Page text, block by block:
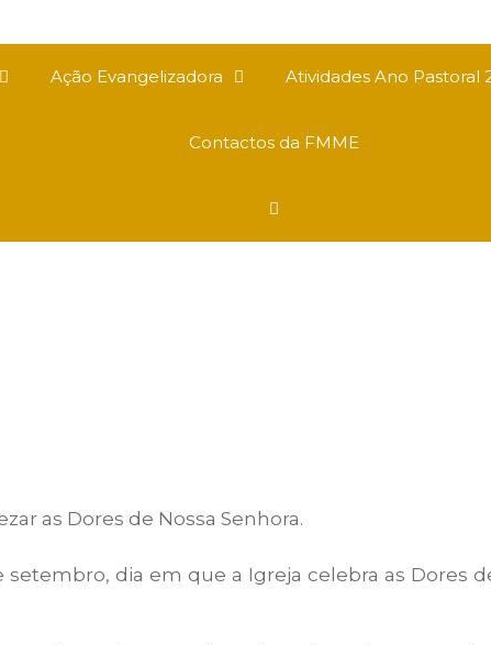
Ação Evangelizadora Atividades Ano Pastoral
Contactos da FMME
as Dores de Nossa Senhora.
dia em que a Igreja celebra as Dores